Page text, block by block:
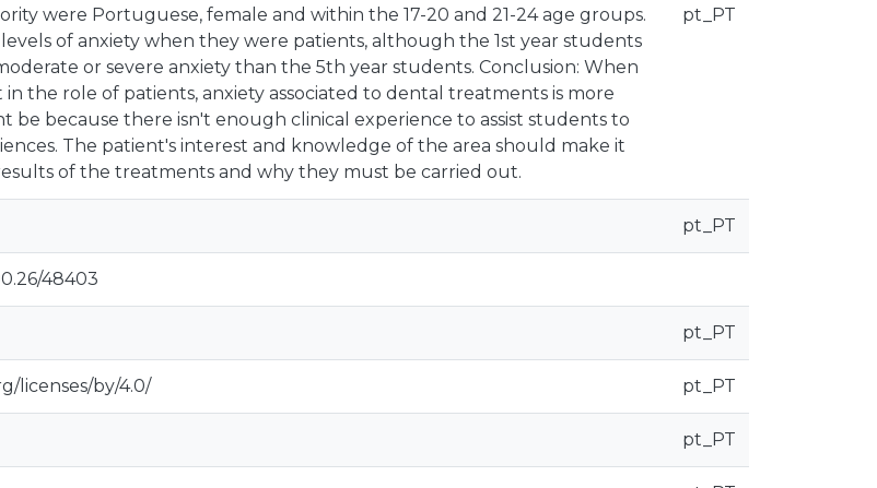
were Portuguese, female and within the 17-20 and 21-24 age groups.
of anxiety when they were patients, although the 1st year students
or severe anxiety than the 5th year students. Conclusion: When
the role of patients, anxiety associated to dental treatments is more
be because there isn't enough clinical experience to assist students to
The patient's interest and knowledge of the area should make it
of the treatments and why they must be carried out.
pt_PT
pt_PT
48403
pt_PT
licenses/by/4.0/ pt_PT
pt_PT